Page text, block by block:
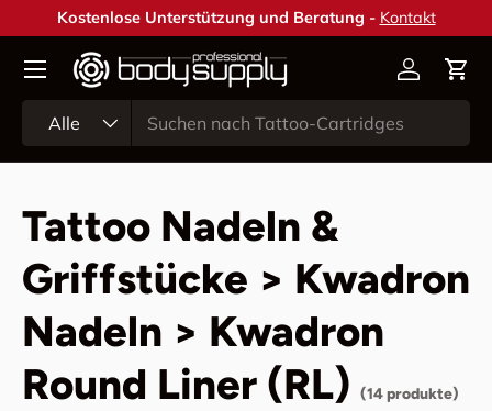
Direkt zum Inhalt
Kostenlose Unterstützung und Beratung - Kontakt
Alle
Konto
Tattoo Nadeln &
Griffstücke > Kwadron
Nadeln > Kwadron
Round Liner (RL) (14 produkte)